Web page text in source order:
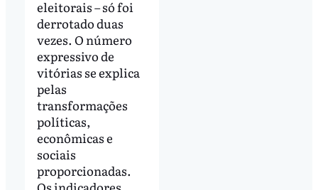
eleitorais – só foi
derrotado duas
vezes. O número
expressivo de
vitórias se explica
pelas
transformações
políticas,
econômicas e
sociais
proporcionadas.